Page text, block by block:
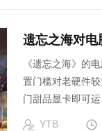
遗忘之海对电
《遗忘之海》的
置门槛对老硬件
门甜品显卡即可运
YTB